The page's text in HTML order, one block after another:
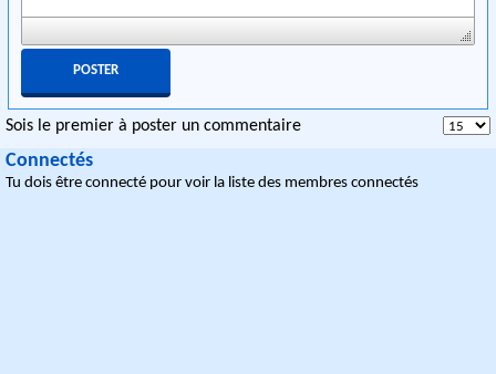
Sois le premier à poster un commentaire
Connectés
Tu dois être connecté pour voir la liste des membres connectés